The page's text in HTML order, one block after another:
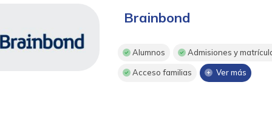
Brainbond
Alumnos Admisiones y
Acceso familias Ver más